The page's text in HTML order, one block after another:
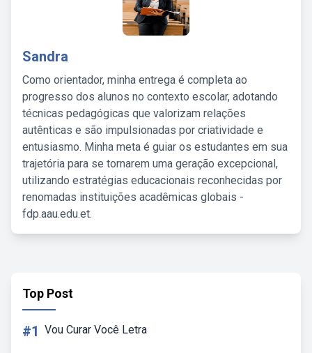
Sandra
Como orientador, minha entrega é completa ao
progresso dos alunos no contexto escolar, adotando
técnicas pedagógicas que valorizam relações
autênticas e são impulsionadas por criatividade e
entusiasmo. Minha meta é guiar os estudantes em sua
trajetória para se tornarem uma geração excepcional,
utilizando estratégias educacionais reconhecidas por
renomadas instituições acadêmicas globais -
fdp.aau.edu.et.
Top Post
#1 Vou Curar Você Letra